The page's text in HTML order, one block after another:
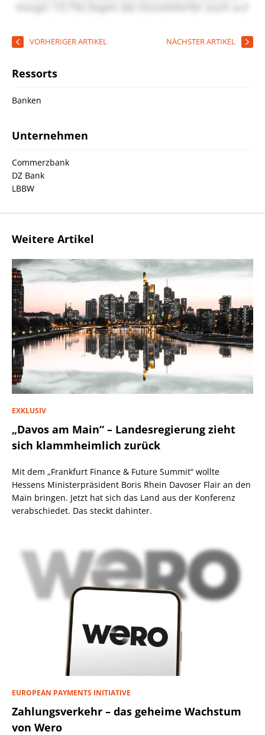
VORHERIGER ARTIKEL NÄCHSTER ARTIKEL
Ressorts
Banken
Unternehmen
Commerzbank
DZ Bank
LBBW
Weitere Artikel
EXKLUSIV
„Davos am Main“ – Landesregierung zieht
sich klammheimlich zurück
Mit dem „Frankfurt Finance & Future Summit“ wollte
Hessens Ministerpräsident Boris Rhein Davoser Flair an den
Main bringen. Jetzt hat sich das Land aus der Konferenz
verabschiedet. Das steckt dahinter.
EUROPEAN PAYMENTS INITIATIVE
Zahlungsverkehr – das geheime Wachstum
von Wero